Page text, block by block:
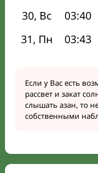
30, Вс
03:40
31, Пн
03:43
Если у Вас есть
рассвет и закат
слышать азан, то
собственными